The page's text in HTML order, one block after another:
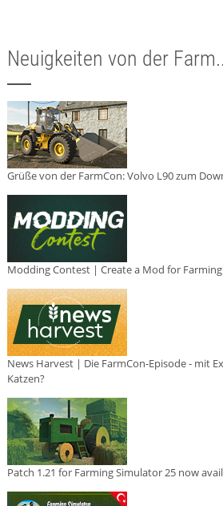
Neuigkeiten von der
Grüße von der FarmCon: Volvo L90 zum
Modding Contest | Create a Mod for
News Harvest | Die FarmCon-Episode - mit
Katzen?
Patch 1.21 for Farming Simulator 25 now